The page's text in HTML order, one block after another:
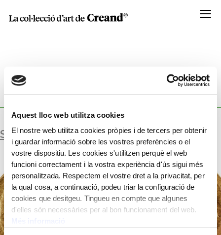
Aquest lloc web utilitza cookies
El nostre web utilitza cookies pròpies i de tercers per obtenir
i guardar informació sobre les vostres preferències o el
vostre dispositiu. Les cookies s'utilitzen perquè el web
funcioni correctament i la vostra experiència d'ús sigui més
personalitzada. Respectem el vostre dret a la privacitat, per
la qual cosa, a continuació, podeu triar la configuració de
cookies que desitgeu. Tingueu en compte que algunes
d'elles són necessàries per al bon funcionament del web.
Menú
WORKSHOP:
ENCUNYAT PER PULQUÈRIA,
EMPERADRIU ROMANA D’ORIENT.
SÒLID